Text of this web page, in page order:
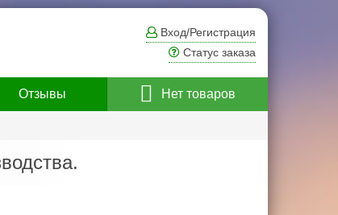
Вход/Регистрация
Статус заказа
Отзывы Нет товаров